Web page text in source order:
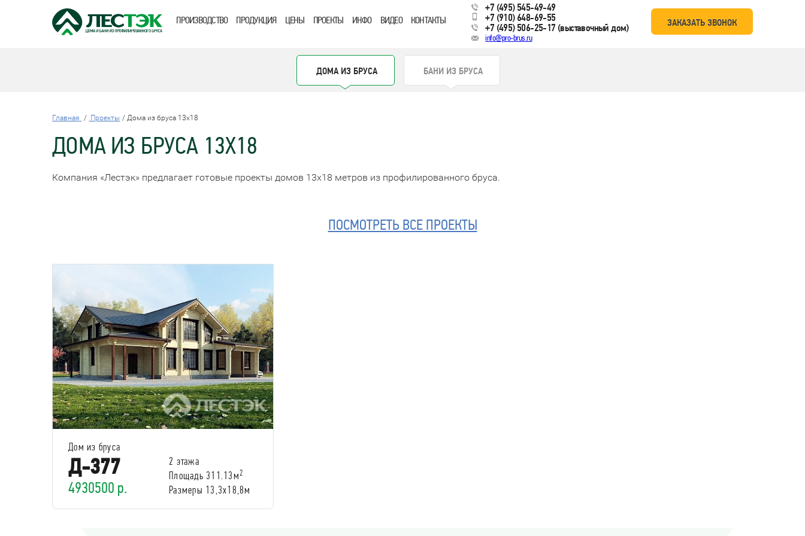
ПРОИЗВОДСТВО ПРОДУКЦИЯ ЦЕНЫ ПРОЕКТЫ ИНФО ВИДЕО КОНТАКТЫ
+7 (495) 545-49-49
+7 (910) 648-69-55
+7 (495) 506-25-17 (выставочный дом)
info@pro-brus.ru
ЗАКАЗАТЬ ЗВОНОК
ДОМА ИЗ БРУСА БАНИ ИЗ БРУСА
Главная Проекты Дома из бруса 13x18
ДОМА ИЗ БРУСА 13X18
Компания «Лестэк» предлагает готовые проекты домов 13x18 метров из профилированного бруса.
ПОСМОТРЕТЬ ВСЕ ПРОЕКТЫ
Дом из бруса
Д-377
4930500 р.
2 этажа
Площадь 311.13м2
Размеры 13,3x18,8м